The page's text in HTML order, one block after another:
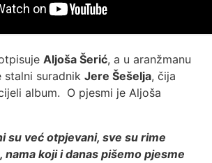
Aljoša Šerić, a u aranžmanu
stalni suradnik Jere Šešelja, čija
album. O pjesmi je Aljoša
su već otpjevani, sve su rime
nama koji i danas pišemo pjesme